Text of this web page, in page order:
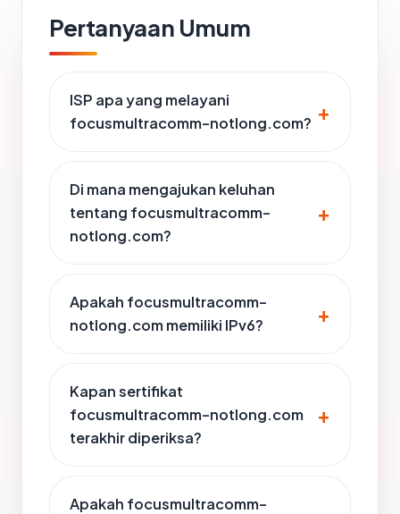
Pertanyaan Umum
ISP apa yang melayani
focusmultracomm-notlong.com?
Di mana mengajukan keluhan
tentang focusmultracomm-
notlong.com?
Apakah focusmultracomm-
notlong.com memiliki IPv6?
Kapan sertifikat
focusmultracomm-notlong.com
terakhir diperiksa?
Apakah focusmultracomm-